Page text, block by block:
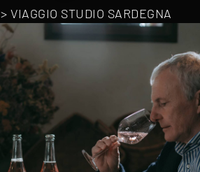
>VIAGGIO STUDIO SARDEGNA